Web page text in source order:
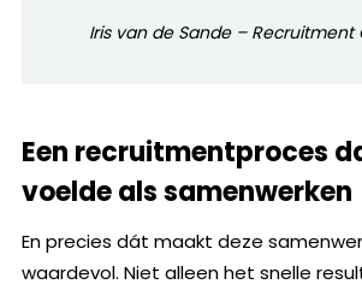
Iris van de Sande – Recruitment
Een recruitmentproces
voelde als samenwerken
En precies dát maakt deze
waardevol. Niet alleen het snelle